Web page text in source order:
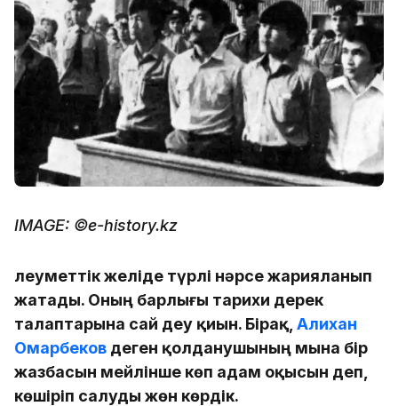
IMAGE: ©e-history.kz
Әлеуметтік желіде түрлі нәрсе жарияланып
жатады. Оның барлығы тарихи дерек
талаптарына сай деу қиын. Бірақ, Алихан
Омарбеков деген қолданушының мына бір
жазбасын мейлінше көп адам оқысын деп,
көшіріп салуды жөн көрдік.